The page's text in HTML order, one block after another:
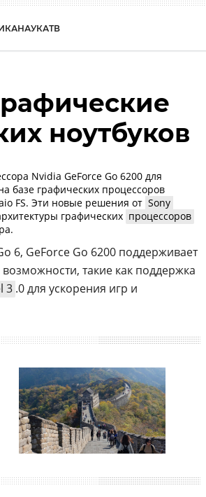
НАУКАТВ
ноутбуков
Nvidia GeForce Go 6200 для
базе графических процессоров
FS. Эти новые решения от Sony
графических процессоров
6, GeForce Go 6200 поддерживает
возможности, такие как поддержка
3 .0 для ускорения игр и